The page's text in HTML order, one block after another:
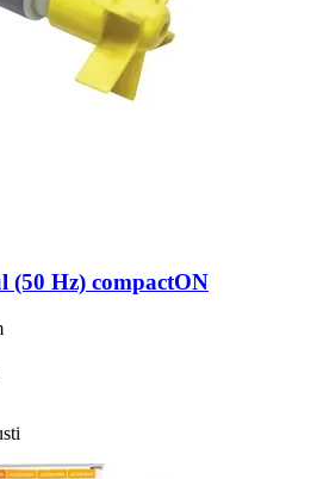
(50 Hz) compactON